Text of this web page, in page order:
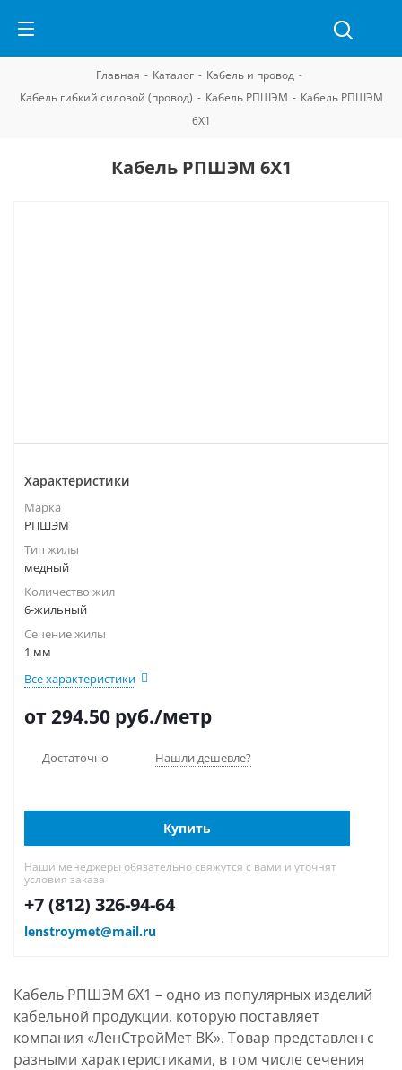
Главная - Каталог - Кабель и провод -
Кабель гибкий силовой (провод) - Кабель РПШЭМ - Кабель РПШЭМ
6Х1
Кабель РПШЭМ 6Х1
Характеристики
Марка
РПШЭМ
Тип жилы
медный
Количество жил
6-жильный
Сечение жилы
1 мм
Все характеристики
от 294.50 руб./метр
Достаточно Нашли дешевле?
Купить
Наши менеджеры обязательно свяжутся с вами и уточнят
условия заказа
+7 (812) 326-94-64
lenstroymet@mail.ru
Кабель РПШЭМ 6Х1 – одно из популярных изделий
кабельной продукции, которую поставляет
компания «ЛенСтройМет ВК». Товар представлен с
разными характеристиками, в том числе сечения